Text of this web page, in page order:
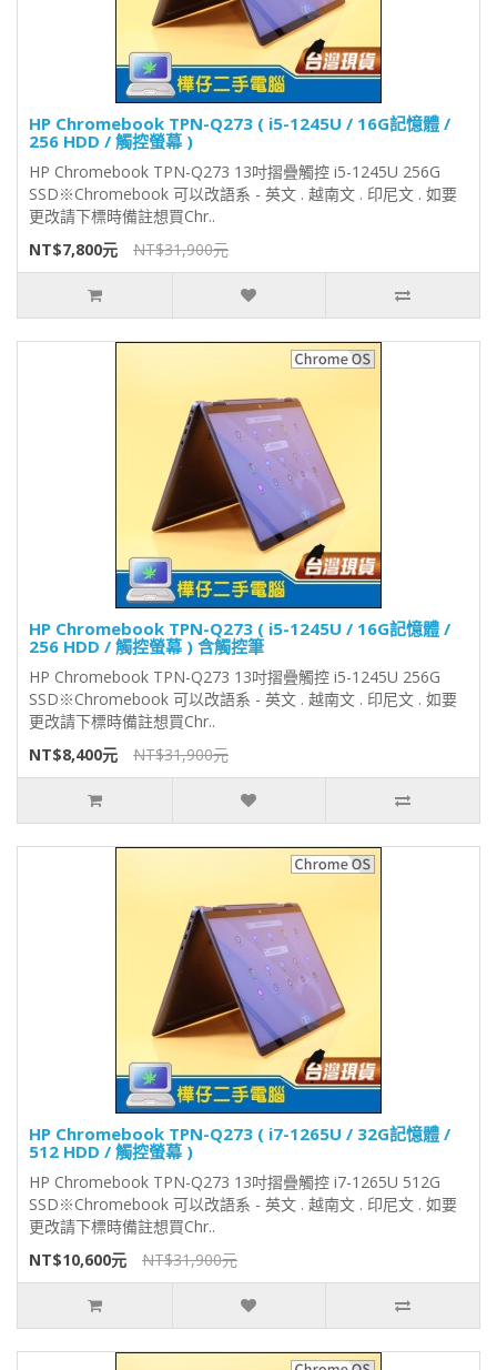
HP Chromebook TPN-Q273 ( i5-1245U / 16G記憶體 /
256 HDD / 觸控螢幕 )
HP Chromebook TPN-Q273 13吋摺疊觸控 i5-1245U 256G
SSD※Chromebook 可以改語系 - 英文 . 越南文 . 印尼文 . 如要
更改請下標時備註想買Chr..
NT$7,800元
NT$31,900元
HP Chromebook TPN-Q273 ( i5-1245U / 16G記憶體 /
256 HDD / 觸控螢幕 ) 含觸控筆
HP Chromebook TPN-Q273 13吋摺疊觸控 i5-1245U 256G
SSD※Chromebook 可以改語系 - 英文 . 越南文 . 印尼文 . 如要
更改請下標時備註想買Chr..
NT$8,400元
NT$31,900元
HP Chromebook TPN-Q273 ( i7-1265U / 32G記憶體 /
512 HDD / 觸控螢幕 )
HP Chromebook TPN-Q273 13吋摺疊觸控 i7-1265U 512G
SSD※Chromebook 可以改語系 - 英文 . 越南文 . 印尼文 . 如要
更改請下標時備註想買Chr..
NT$10,600元
NT$31,900元